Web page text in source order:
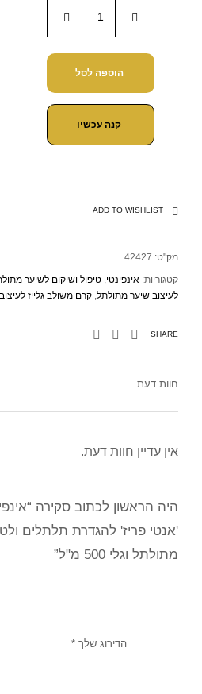
הוספה לסל
קנה עכשיו
ADD TO WISHLIST
מק"ט: 42427
קטגוריות: אינפינטי, טיפול ושיקום לשיער
לעיצוב שיער מתולתל, קרם משולב גלייז לעיצוב
SHARE
חוות דעת
אין עדיין חוות דעת.
'אנטי פריז' להגדרת תלתלים
מתולתל וגלי 500 מ"ל”
הדירוג שלך *